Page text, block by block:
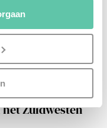
geografische
kan zijn
het actief te
(fingerprinting)
wijzigen of
Zuidwesten